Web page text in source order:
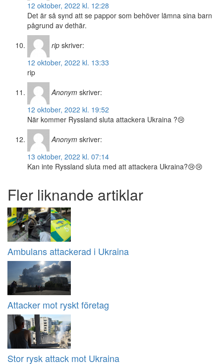
12 oktober, 2022 kl. 12:28
Det är så synd att se pappor som behöver lämna sina barn
pågrund av dethär.
rip skriver:
12 oktober, 2022 kl. 13:33
rip
Anonym skriver:
12 oktober, 2022 kl. 19:52
När kommer Ryssland sluta attackera Ukraina ?😢
Anonym skriver:
13 oktober, 2022 kl. 07:14
Kan inte Ryssland sluta med att attackera Ukraina?😢😢
Fler liknande artiklar
Ambulans attackerad i Ukraina
Attacker mot ryskt företag
Stor rysk attack mot Ukraina